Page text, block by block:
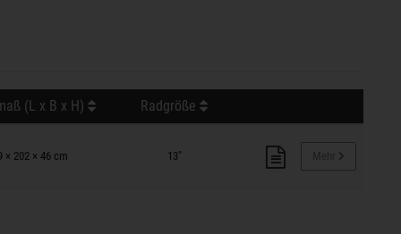
(L x B x H) Radgröße
× 202 × 46 cm 13"